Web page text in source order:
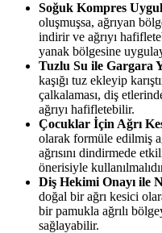
Soğuk Kompres
oluşmuşsa, ağrıyan
indirir ve ağrıyı
yanak bölgesine
Tuzlu Su ile Gargara
kaşığı tuz ekleyip
çalkalaması, diş
ağrıyı hafifletebilir.
Çocuklar İçin Ağrı
olarak formüle edilmiş
ağrısını dindirmede
önerisiyle
Diş Hekimi Onayı ile
doğal bir ağrı kesici
bir pamukla ağrılı
sağlayabilir.